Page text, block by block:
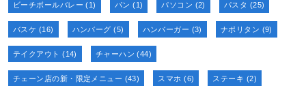
ビーチボールバレー (1) パン (1) パソコン (2) パスタ (25)
バスケ (16) ハンバーグ (5) ハンバーガー (3) ナポリタン (9)
テイクアウト (14) チャーハン (44)
チェーン店の新・限定メニュー (43) スマホ (6) ステーキ (2)